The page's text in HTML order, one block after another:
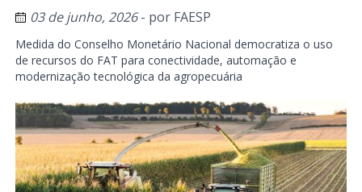
03 de junho, 2026- por FAESP
Medida do Conselho Monetário Nacional democratiza o uso
de recursos do FAT para conectividade, automação e
modernização tecnológica da agropecuária